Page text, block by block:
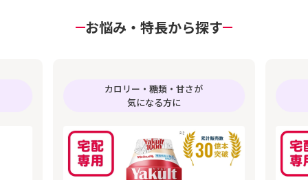
お悩み・特長から探す
カロリー・糖類・甘さが
気になる方に